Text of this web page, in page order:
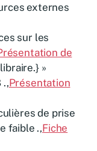
externes
sur les
de
»
.,Présentation
de prise
faible .,Fiche